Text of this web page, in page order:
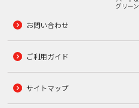
グリーン
お問い合わせ
ご利用ガイド
サイトマップ